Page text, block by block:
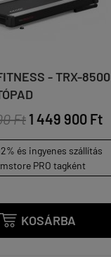
- TRX-8500
Ft 1 449 900 Ft
és ingyenes szállítás
PRO tagként
 KOSÁRBA